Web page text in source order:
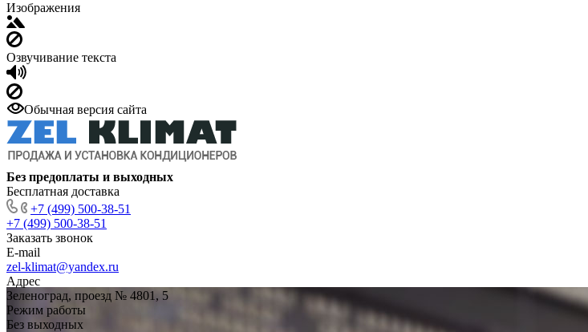
Изображения
Озвучивание текста
Обычная версия сайта
Без предоплаты и выходных
Бесплатная доставка
+7 (499) 500-38-51
+7 (499) 500-38-51
Заказать звонок
E-mail
zel-klimat@yandex.ru
Адрес
Зеленоград, проезд № 4801, 5
Режим работы
Без выходных